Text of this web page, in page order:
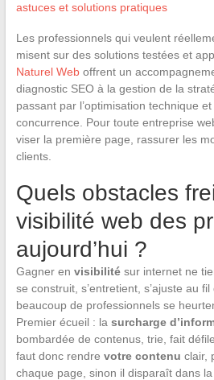
astuces et solutions pratiques
Les professionnels qui veulent
misent sur des solutions testées et
Naturel Weboffrent un
diagnostic SEO à la gestion de la
passant par l’optimisation technique
concurrence. Pour toute entreprise
viser la première page, rassurer les
clients.
Quels obstacles
visibilité web des
aujourd’hui ?
Gagner en visibilitésur internet ne
se construit, s’entretient, s’ajuste au
beaucoup de professionnels se
Premier écueil : la surcharge
bombardée de contenus, trie, fait
faut donc rendre votre contenu clair,
chaque page, sinon il disparaît dans la